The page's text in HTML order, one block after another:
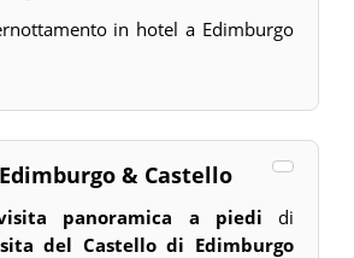
in hotel a Edimburgo
& Castello
panoramica a piedi di
del Castello di Edimburgo